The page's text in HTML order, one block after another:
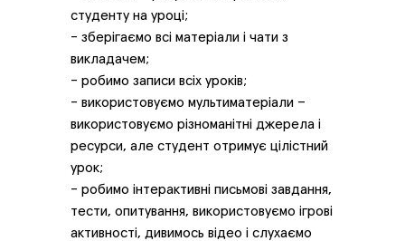
студенту на уроці;
- зберігаємо всі матеріали і чати з
викладачем;
- робимо записи всіх уроків;
- використовуємо мультиматеріали –
використовуємо різноманітні джерела і
ресурси, але студент отримує цілістний
урок;
- робимо інтерактивні письмові завдання,
тести, опитування, використовуємо ігрові
активності, дивимось відео і слухаємо